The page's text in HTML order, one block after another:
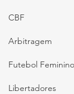
CBF
Arbitragem
Futebol Feminino
Libertadores